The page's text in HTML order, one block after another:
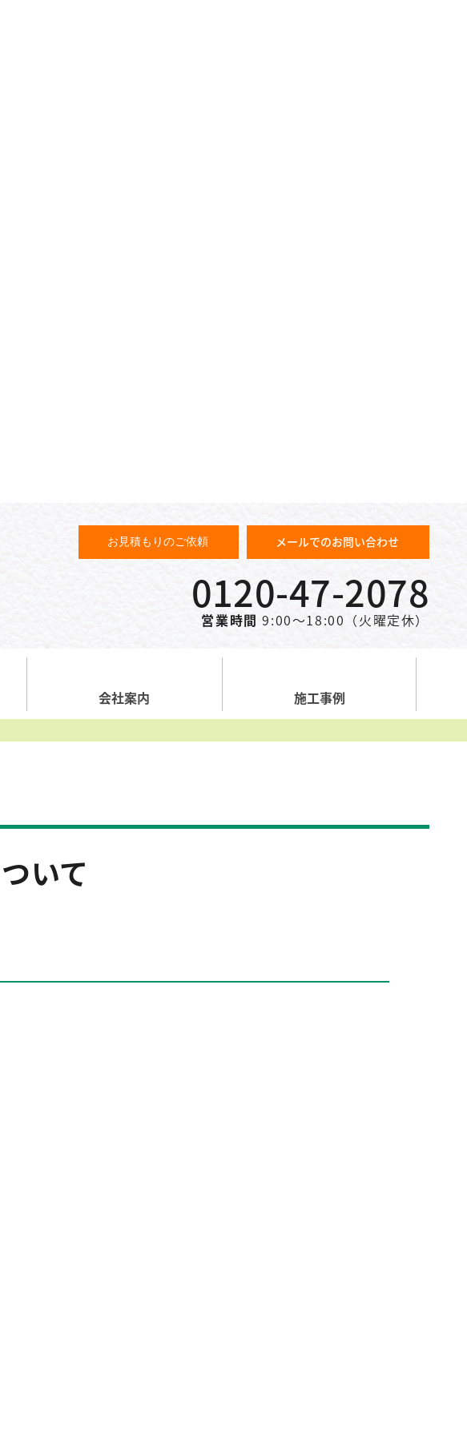
お見積もりのご依頼 メールでのお問い合わせ
0120-47-2078
営業時間 9:00～18:00（火曜定休）
会社案内 施工事例
いて